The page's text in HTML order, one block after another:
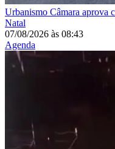
Urbanismo Câmara aprova
Natal
07/08/2026 às 08:43
Agenda